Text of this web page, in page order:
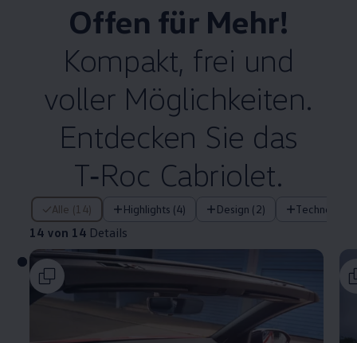
Offen für Mehr!
Kompakt, frei und
voller Möglichkeiten.
Entdecken Sie das
T‑Roc Cabriolet.
Alle (14) Highlights (4) Design (2)
14 von 14 Details
14 von 14 Details